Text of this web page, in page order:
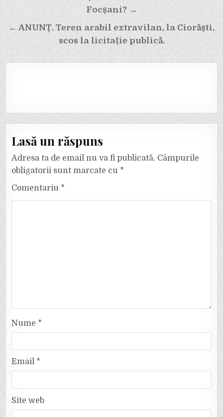
articole
Focșani? →
← ANUNȚ. Teren arabil extravilan, la Ciorăști,
scos la licitație publică.
Lasă un răspuns
Adresa ta de email nu va fi publicată. Câmpurile
obligatorii sunt marcate cu *
Comentariu *
Nume *
Email *
Site web